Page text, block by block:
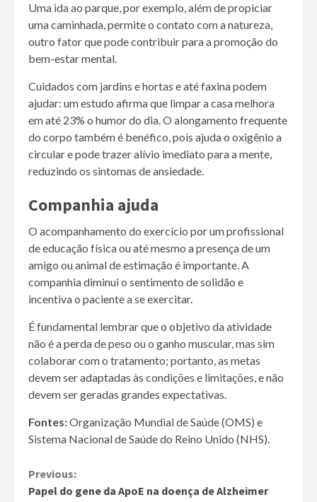
Uma ida ao parque, por exemplo, além de propiciar
uma caminhada, permite o contato com a natureza,
outro fator que pode contribuir para a promoção do
bem-estar mental.
Cuidados com jardins e hortas e até faxina podem
ajudar: um estudo afirma que limpar a casa melhora
em até 23% o humor do dia. O alongamento frequente
do corpo também é benéfico, pois ajuda o oxigênio a
circular e pode trazer alívio imediato para a mente,
reduzindo os sintomas de ansiedade.
Companhia ajuda
O acompanhamento do exercício por um profissional
de educação física ou até mesmo a presença de um
amigo ou animal de estimação é importante. A
companhia diminui o sentimento de solidão e
incentiva o paciente a se exercitar.
É fundamental lembrar que o objetivo da atividade
não é a perda de peso ou o ganho muscular, mas sim
colaborar com o tratamento; portanto, as metas
devem ser adaptadas às condições e limitações, e não
devem ser geradas grandes expectativas.
Fontes:Organização Mundial de Saúde (OMS) e
Sistema Nacional de Saúde do Reino Unido (NHS).
Continue
Previous:
Papel do gene da ApoE na doença de Alzheimer